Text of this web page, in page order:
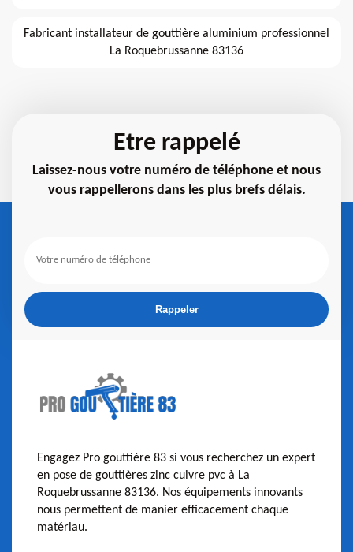
Fabricant installateur de gouttière aluminium professionnel
La Roquebrussanne 83136
Etre rappelé
Laissez-nous votre numéro de téléphone et nous
vous rappellerons dans les plus brefs délais.
Engagez Pro gouttière 83 si vous recherchez un expert
en pose de gouttières zinc cuivre pvc à La
Roquebrussanne 83136. Nos équipements innovants
nous permettent de manier efficacement chaque
matériau.